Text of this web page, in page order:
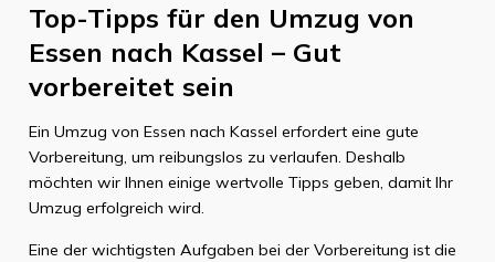
Top-Tipps für den Umzug von
Essen nach Kassel – Gut
vorbereitet sein
Ein Umzug von Essen nach Kassel erfordert eine gute
Vorbereitung, um reibungslos zu verlaufen. Deshalb
möchten wir Ihnen einige wertvolle Tipps geben, damit Ihr
Umzug erfolgreich wird.
Eine der wichtigsten Aufgaben bei der Vorbereitung ist die